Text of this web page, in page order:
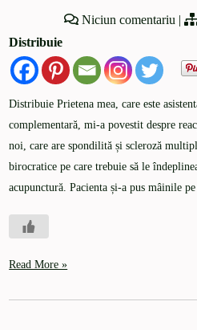
Niciun comentariu |
Distribuie
Distribuie Prietena mea, care este
complementară, mi-a povestit despre
noi, care are spondilită și scleroză
birocratice pe care trebuie să le
acupunctură. Pacienta și-a pus mâinile
Read More »